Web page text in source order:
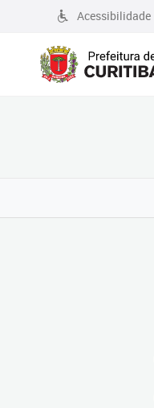
Acessibilidade